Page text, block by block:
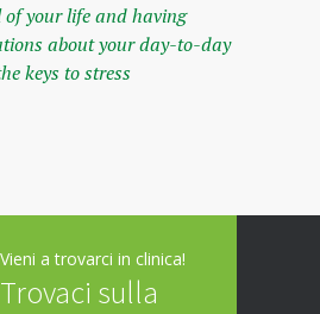
your life and having
about your day-to-day
keys to stress
Vieni a trovarci in clinica!
Trovaci sulla